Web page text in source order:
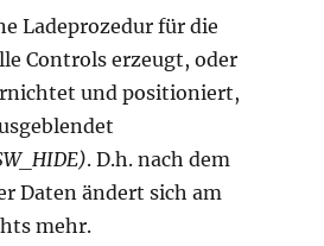
Ladeprozedur für die
Controls erzeugt, oder
und positioniert,
. D.h. nach dem
Daten ändert sich am
mehr.